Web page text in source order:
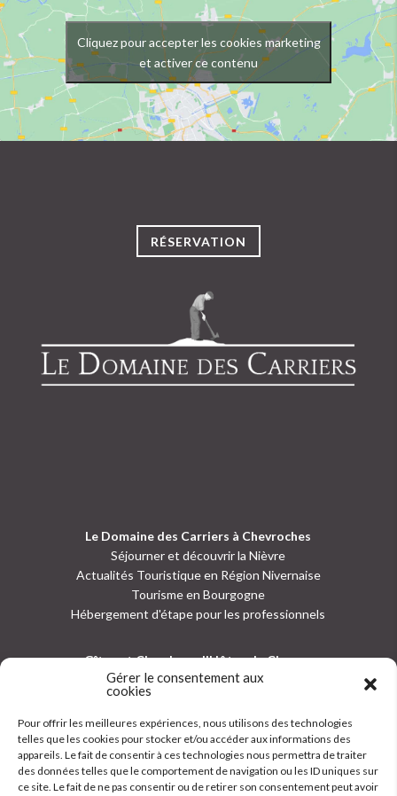
Gérer le consentement aux
cookies
Pour offrir les meilleures expériences, nous utilisons des technologies
telles que les cookies pour stocker et/ou accéder aux informations des
appareils. Le fait de consentir à ces technologies nous permettra de traiter
des données telles que le comportement de navigation ou les ID uniques sur
ce site. Le fait de ne pas consentir ou de retirer son consentement peut avoir
Cliquez pour accepter les cookies marketing
et activer ce contenu
RÉSERVATION
Le Domaine des Carriers à Chevroches
Séjourner et découvrir la Nièvre
Actualités Touristique en Région Nivernaise
Tourisme en Bourgogne
Hébergement d'étape pour les professionnels
Gîtes et Chambres d'Hôtes de Charme
Chambres d'Hôtes, La Maison du Maître Carrier
-Gîte, La Maison du Contremaître
-Gîte, La Maison des Compagnons
-Gîte, L’appart du Sculpteur